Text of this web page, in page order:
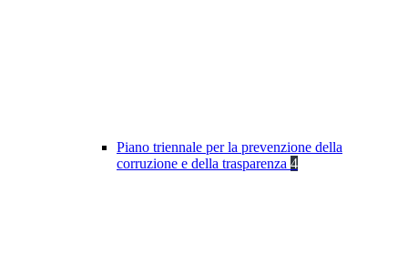
Piano triennale per la prevenzione della
corruzione e della trasparenza 4